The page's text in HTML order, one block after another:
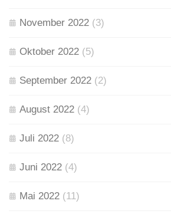
November 2022 (3)
Oktober 2022 (5)
September 2022 (2)
August 2022 (4)
Juli 2022 (8)
Juni 2022 (4)
Mai 2022 (11)